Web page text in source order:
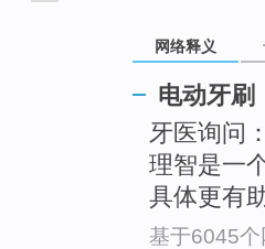
网络释义
电动牙刷
牙医询问：
理智是一
具体更有
基于6045个